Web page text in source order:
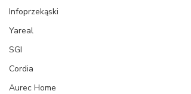
Infoprzekąski
Yareal
SGI
Cordia
Aurec Home